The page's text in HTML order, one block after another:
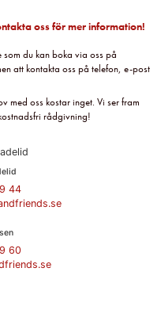
oss för mer information!
du kan boka via oss på
att kontakta oss på telefon, e-post
med oss kostar inget. Vi ser fram
rådgivning!
44
60